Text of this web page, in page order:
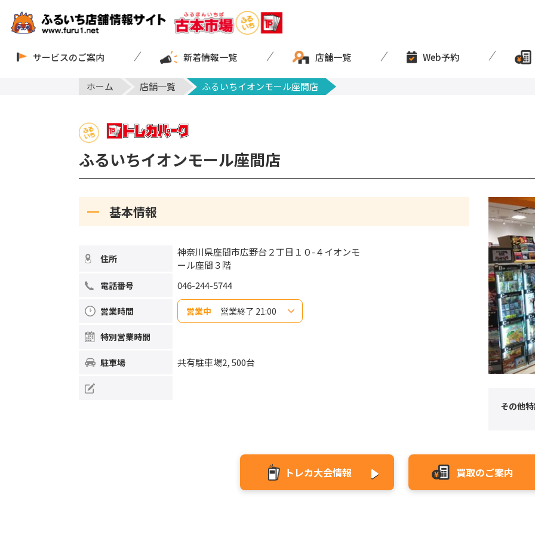
サービスのご案内 新着情報一覧 店舗一覧 Web予約
ホーム 店舗一覧 ふるいちイオンモール座間店
ふるいちイオンモール座間店
基本情報
住所
神奈川県座間市広野台２丁目１０-４イオンモ
ール座間３階
電話番号 046-244-5744
営業時間 営業中 営業終了 21:00
水曜日 10:00~21:00
木曜日 10:00~21:00
金曜日
特別営業時間
駐車場 共有駐車場2, 500台
その他
トレカ大会情報 買取のご案内